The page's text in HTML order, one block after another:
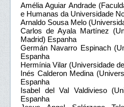
Amélia Aguiar Andrade
e Humanas da Universidade
Arnaldo Sousa Melo
Carlos de Ayala Martínez
Madrid) Espanha
Germán Navarro Espinach
Espanha
Hermínia Vilar (Universidade
Inés Calderon Medina
Espanha
Isabel del Val Valdivieso
Espanha